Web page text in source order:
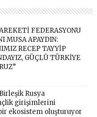
FEDERASYONU
MUSA APAYDIN:
RECEP TAYYİP
GÜÇLÜ TÜRKİYE
Rusya
girişimlerini
ekosistem oluşturuyor